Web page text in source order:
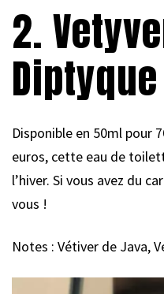
2.
Diptyque
Disponible en 50ml pour
euros, cette eau de
l’hiver. Si vous avez du
vous !
Notes : Vétiver de Java,